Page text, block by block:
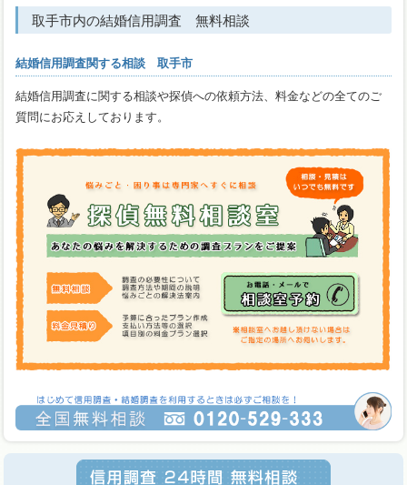
取手市内の結婚信用調査 無料相談
結婚信用調査関する相談 取手市
結婚信用調査に関する相談や探偵への依頼方法、料金などの全てのご
質問にお応えしております。